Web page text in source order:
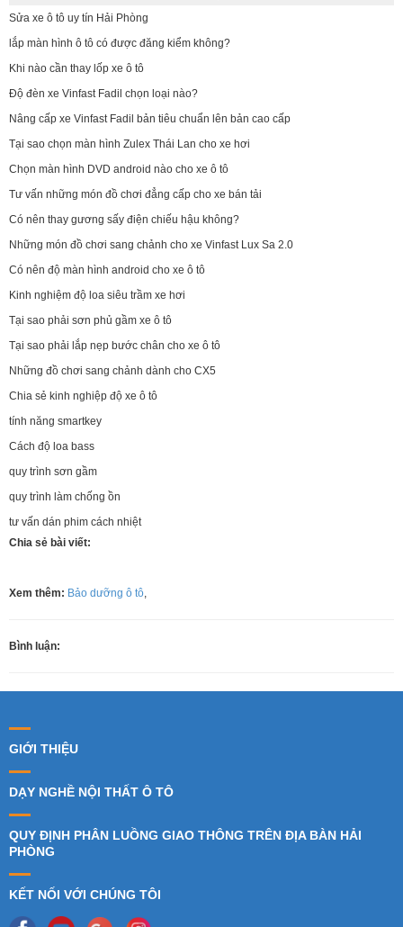
Sửa xe ô tô uy tín Hải Phòng
lắp màn hình ô tô có được đăng kiểm không?
Khi nào cần thay lốp xe ô tô
Độ đèn xe Vinfast Fadil chọn loại nào?
Nâng cấp xe Vinfast Fadil bản tiêu chuẩn lên bản cao cấp
Tại sao chọn màn hình Zulex Thái Lan cho xe hơi
Chọn màn hình DVD android nào cho xe ô tô
Tư vấn những món đồ chơi đẳng cấp cho xe bán tải
Có nên thay gương sấy điện chiếu hậu không?
Những món đồ chơi sang chảnh cho xe Vinfast Lux Sa 2.0
Có nên độ màn hình android cho xe ô tô
Kinh nghiệm độ loa siêu trầm xe hơi
Tại sao phải sơn phủ gầm xe ô tô
Tại sao phải lắp nẹp bước chân cho xe ô tô
Những đồ chơi sang chảnh dành cho CX5
Chia sẻ kinh nghiệp độ xe ô tô
tính năng smartkey
Cách độ loa bass
quy trình sơn gầm
quy trình làm chống ồn
tư vấn dán phim cách nhiệt
Chia sẻ bài viết:
Xem thêm: Bảo dưỡng ô tô,
Bình luận:
GIỚI THIỆU
DẠY NGHỀ NỘI THẤT Ô TÔ
QUY ĐỊNH PHÂN LUỒNG GIAO THÔNG TRÊN ĐỊA BÀN HẢI
PHÒNG
KẾT NỐI VỚI CHÚNG TÔI